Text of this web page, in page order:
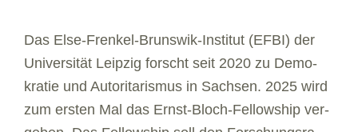
Das Else-Fren­kel-Bruns­wik-Insti­tut (EFBI) der
Uni­ver­si­tät Leip­zig forscht seit 2020 zu Demo­
kra­tie und Auto­ri­ta­ris­mus in Sach­sen. 2025 wird
zum ers­ten Mal das Ernst-Bloch-Fel­low­ship ver­